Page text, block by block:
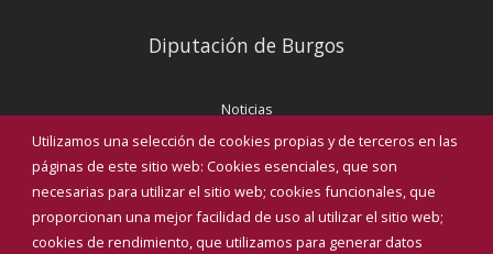
Utilizamos una selección de cookies propias y de terceros en las
páginas de este sitio web: Cookies esenciales, que son
necesarias para utilizar el sitio web; cookies funcionales, que
proporcionan una mejor facilidad de uso al utilizar el sitio web;
cookies de rendimiento, que utilizamos para generar datos
Diputación de Burgos
Noticias
Eventos
Corporación Municipal
Teléfonos de interés
INICIAR SESIÓN